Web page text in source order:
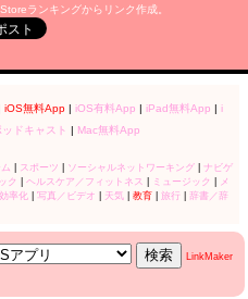
ランキングからリンク作成。
iOS無料App| iOS有料App | iPad無料App | i
ッドキャスト | Mac無料App
スポーツ ソーシャルネットワーキング| ナビゲ
ク ヘルスケア／フィットネス ミュージック
メ
率化 写真／ビデオ 天気| 教育| 旅行| 辞書／辞
LinkMaker